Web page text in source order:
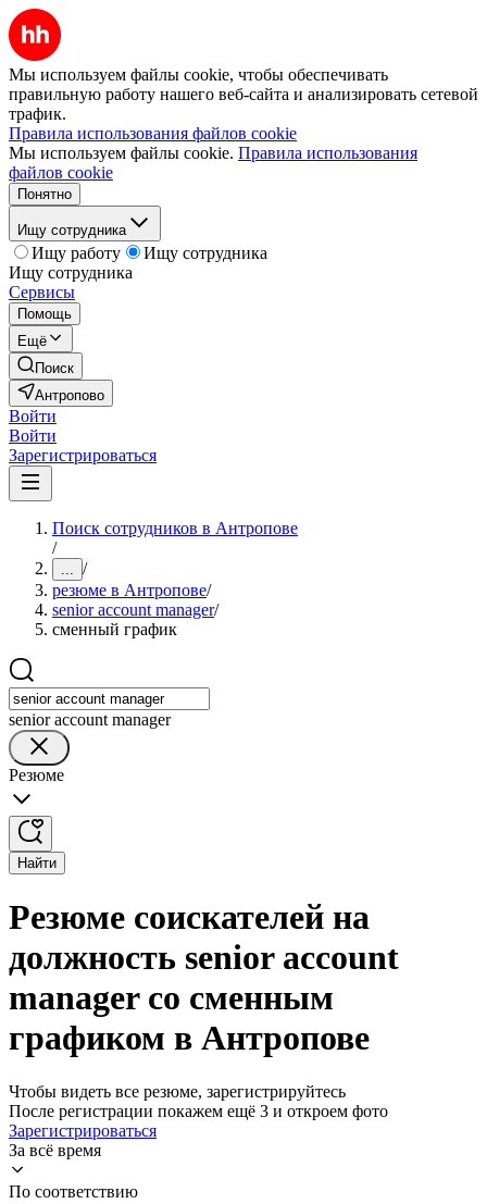
Мы используем файлы cookie, чтобы обеспечивать
правильную работу нашего веб-сайта и анализировать сетевой
трафик.
Правила использования файлов cookie
Мы используем файлы cookie. Правила использования
файлов cookie
Понятно
Ищу сотрудника
Ищу работу
Ищу сотрудника
Ищу сотрудника
Сервисы
Помощь
Ещё
Поиск
Антропово
Войти
Войти
Зарегистрироваться
Поиск сотрудников в Антропове
/
... /
резюме в Антропове/
senior account manager/
сменный график
senior account manager
Резюме
Найти
Резюме соискателей на
должность senior account
manager со сменным
графиком в Антропове
Чтобы видеть все резюме, зарегистрируйтесь
После регистрации покажем ещё 3 и откроем фото
Зарегистрироваться
За всё время
По соответствию